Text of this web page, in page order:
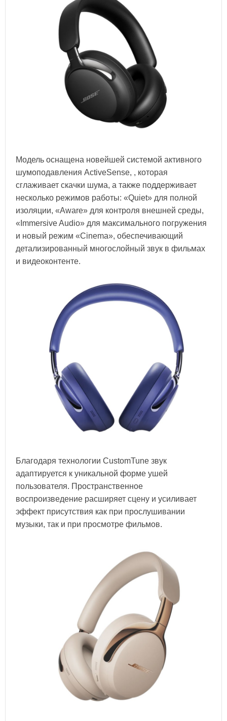
Модель оснащена новейшей системой активного
шумоподавления ActiveSense, , которая
сглаживает скачки шума, а также поддерживает
несколько режимов работы: «Quiet» для полной
изоляции, «Aware» для контроля внешней среды,
«Immersive Audio» для максимального погружения
и новый режим «Cinema», обеспечивающий
детализированный многослойный звук в фильмах
и видеоконтенте.
Благодаря технологии CustomTune звук
адаптируется к уникальной форме ушей
пользователя. Пространственное
воспроизведение расширяет сцену и усиливает
эффект присутствия как при прослушивании
музыки, так и при просмотре фильмов.